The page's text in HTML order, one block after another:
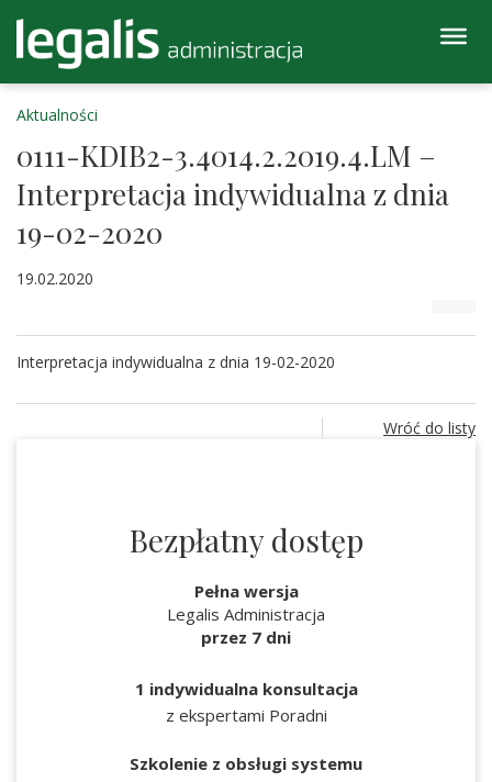
Aktualności
0111-KDIB2-3.4014.2.2019.4.LM –
Interpretacja indywidualna z dnia
19-02-2020
19.02.2020
Interpretacja indywidualna z dnia 19-02-2020
Wróć do listy
Bezpłatny dostęp
Pełna wersja
Legalis Administracja
przez 7 dni
1 indywidualna konsultacja
z ekspertami Poradni
Szkolenie z obsługi systemu